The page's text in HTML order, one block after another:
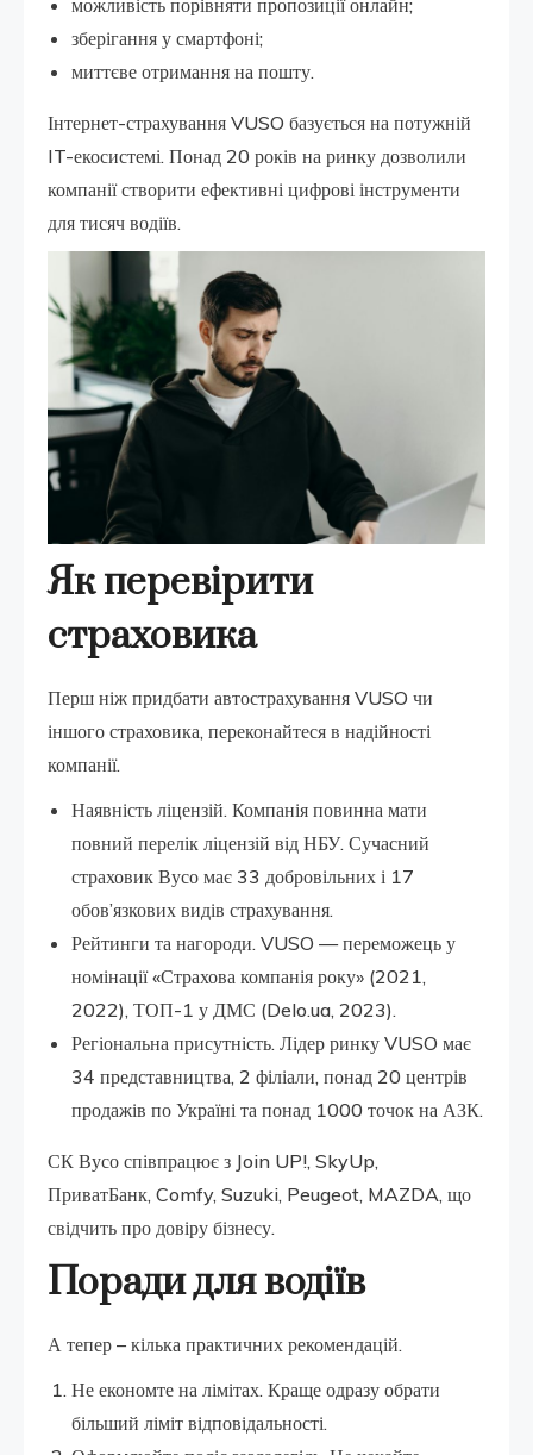
зберігання у смартфоні;
миттєве отримання на пошту.
Інтернет-страхування VUSO базується на потужній
IT-екосистемі. Понад 20 років на ринку дозволили
компанії створити ефективні цифрові інструменти
для тисяч водіїв.
Як перевірити
страховика
Перш ніж придбати автострахування VUSO чи
іншого страховика, переконайтеся в надійності
компанії.
Наявність ліцензій. Компанія повинна мати
повний перелік ліцензій від НБУ. Сучасний
страховик Вусо має 33 добровільних і 17
обов’язкових видів страхування.
Рейтинги та нагороди. VUSO — переможець у
номінації «Страхова компанія року» (2021,
2022), ТОП-1 у ДМС (Delo.ua, 2023).
Регіональна присутність. Лідер ринку VUSO має
34 представництва, 2 філіали, понад 20 центрів
продажів по Україні та понад 1000 точок на АЗК.
СК Вусо співпрацює з Join UP!, SkyUp,
ПриватБанк, Comfy, Suzuki, Peugeot, MAZDA, що
свідчить про довіру бізнесу.
Поради для водіїв
А тепер – кілька практичних рекомендацій.
Не економте на лімітах. Краще одразу обрати
більший ліміт відповідальності.